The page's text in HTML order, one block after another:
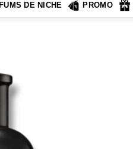
DE NICHE PROMO